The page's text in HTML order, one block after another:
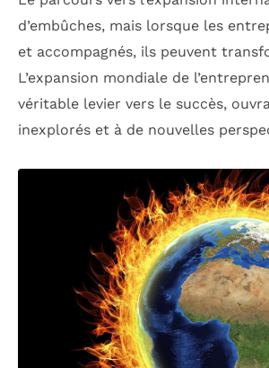
d’embûches, mais lorsque les
et accompagnés, ils peuvent
L’expansion mondiale de
véritable levier vers le succès,
inexplorés et à de nouvelles